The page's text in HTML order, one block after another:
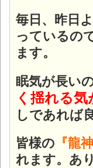
毎日、昨日
っているの
ます。
眠気が長いの
く揺れる気
しであれば
皆様の 『龍
れます。あ